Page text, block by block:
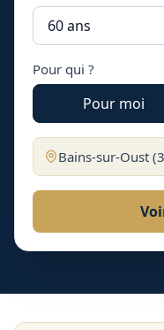
Pour qui ?
Pour moi
Bains-sur-Oust (